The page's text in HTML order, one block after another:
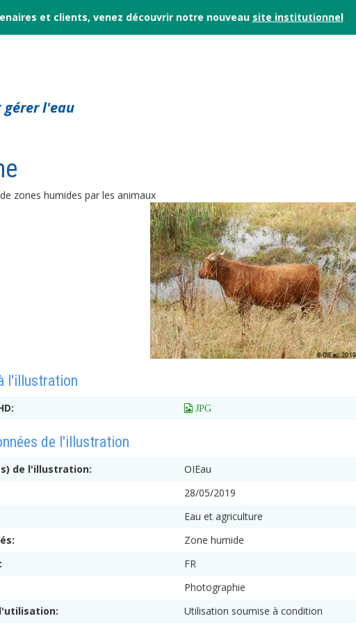
et clients, venez découvrir notre nouveau site institutionnel
gérer l'eau
zones humides par les animaux
l'illustration
 JPG
de l'illustration
de l'illustration:
OIEau
28/05/2019
Eau et agriculture
Zone humide
FR
Photographie
Utilisation soumise à condition